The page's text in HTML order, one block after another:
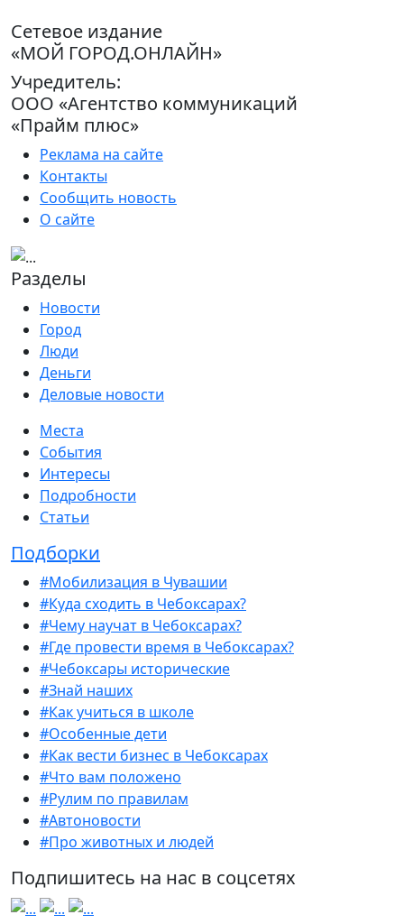
Сетевое издание
«МОЙ ГОРОД.ОНЛАЙН»
Учредитель:
ООО «Агентство коммуникаций
«Прайм плюс»
Реклама на сайте
Контакты
Сообщить новость
О сайте
Разделы
Новости
Город
Люди
Деньги
Деловые новости
Места
События
Интересы
Подробности
Статьи
Подборки
#Мобилизация в Чувашии
#Куда сходить в Чебоксарах?
#Чему научат в Чебоксарах?
#Где провести время в Чебоксарах?
#Чебоксары исторические
#Знай наших
#Как учиться в школе
#Особенные дети
#Как вести бизнес в Чебоксарах
#Что вам положено
#Рулим по правилам
#Автоновости
#Про животных и людей
Подпишитесь на нас в соцсетях